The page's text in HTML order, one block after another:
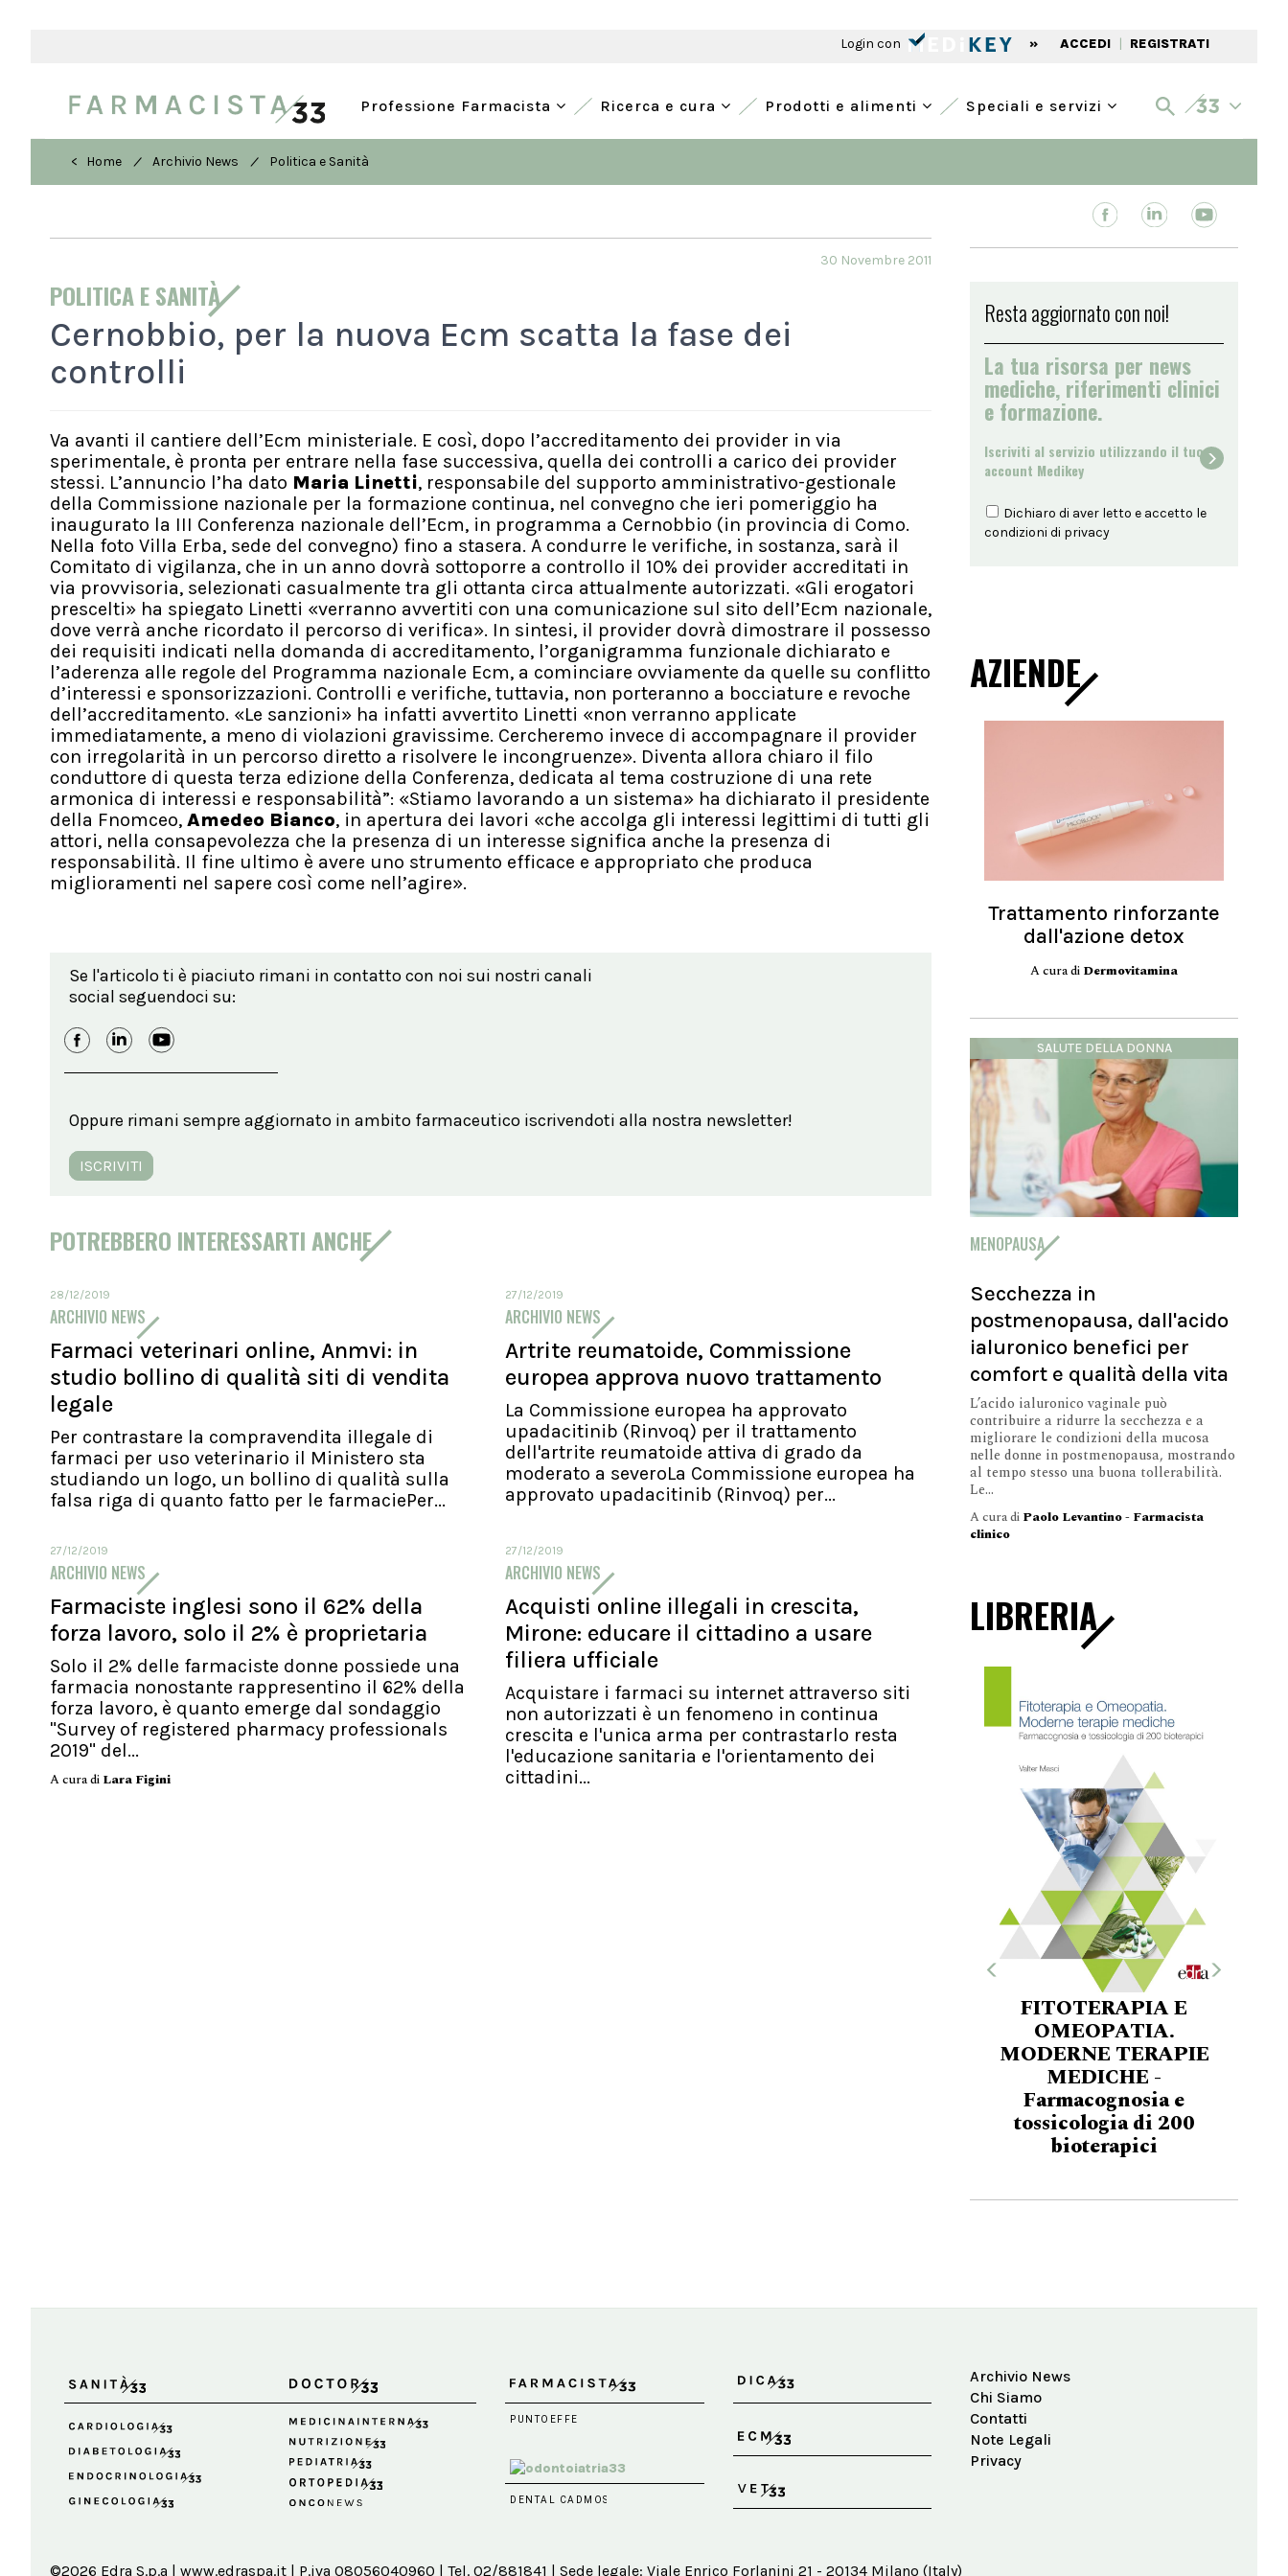
Login con » ACCEDI | REGISTRATI
Professione Farmacista Ricerca e cura Prodotti e alimenti Speciali e servizi
< Home / Archivio News / Politica e Sanità
POLITICA E SANITÀ
30 Novembre 2011
Cernobbio, per la nuova Ecm scatta la fase dei
controlli
Va avanti il cantiere dell’Ecm ministeriale. E così, dopo l’accreditamento dei provider in via
sperimentale, è pronta per entrare nella fase successiva, quella dei controlli a carico dei provider
stessi. L’annuncio l’ha dato Maria Linetti, responsabile del supporto amministrativo-gestionale
della Commissione nazionale per la formazione continua, nel convegno che ieri pomeriggio ha
inaugurato la III Conferenza nazionale dell’Ecm, in programma a Cernobbio (in provincia di Como.
Nella foto Villa Erba, sede del convegno) fino a stasera. A condurre le verifiche, in sostanza, sarà il
Comitato di vigilanza, che in un anno dovrà sottoporre a controllo il 10% dei provider accreditati in
via provvisoria, selezionati casualmente tra gli ottanta circa attualmente autorizzati. «Gli erogatori
prescelti» ha spiegato Linetti «verranno avvertiti con una comunicazione sul sito dell’Ecm nazionale,
dove verrà anche ricordato il percorso di verifica». In sintesi, il provider dovrà dimostrare il possesso
dei requisiti indicati nella domanda di accreditamento, l’organigramma funzionale dichiarato e
l’aderenza alle regole del Programma nazionale Ecm, a cominciare ovviamente da quelle su conflitto
d’interessi e sponsorizzazioni. Controlli e verifiche, tuttavia, non porteranno a bocciature e revoche
dell’accreditamento. «Le sanzioni» ha infatti avvertito Linetti «non verranno applicate
immediatamente, a meno di violazioni gravissime. Cercheremo invece di accompagnare il provider
con irregolarità in un percorso diretto a risolvere le incongruenze». Diventa allora chiaro il filo
conduttore di questa terza edizione della Conferenza, dedicata al tema costruzione di una rete
armonica di interessi e responsabilità”: «Stiamo lavorando a un sistema» ha dichiarato il presidente
della Fnomceo, Amedeo Bianco, in apertura dei lavori «che accolga gli interessi legittimi di tutti gli
attori, nella consapevolezza che la presenza di un interesse significa anche la presenza di
responsabilità. Il fine ultimo è avere uno strumento efficace e appropriato che produca
miglioramenti nel sapere così come nell’agire».
Se l'articolo ti è piaciuto rimani in contatto con noi sui nostri canali
social seguendoci su:
Oppure rimani sempre aggiornato in ambito farmaceutico iscrivendoti alla nostra newsletter!
ISCRIVITI
POTREBBERO INTERESSARTI ANCHE
28/12/2019
ARCHIVIO NEWS
Farmaci veterinari online, Anmvi: in
studio bollino di qualità siti di vendita
legale
Per contrastare la compravendita illegale di
farmaci per uso veterinario il Ministero sta
studiando un logo, un bollino di qualità sulla
falsa riga di quanto fatto per le farmaciePer...
27/12/2019
ARCHIVIO NEWS
Artrite reumatoide, Commissione
europea approva nuovo trattamento
La Commissione europea ha approvato
upadacitinib (Rinvoq) per il trattamento
dell'artrite reumatoide attiva di grado da
moderato a severoLa Commissione europea ha
approvato upadacitinib (Rinvoq) per...
27/12/2019
ARCHIVIO NEWS
Farmaciste inglesi sono il 62% della
forza lavoro, solo il 2% è proprietaria
Solo il 2% delle farmaciste donne possiede una
farmacia nonostante rappresentino il 62% della
forza lavoro, è quanto emerge dal sondaggio
"Survey of registered pharmacy professionals
2019" del...
A cura di Lara Figini
27/12/2019
ARCHIVIO NEWS
Acquisti online illegali in crescita,
Mirone: educare il cittadino a usare
filiera ufficiale
Acquistare i farmaci su internet attraverso siti
non autorizzati è un fenomeno in continua
crescita e l'unica arma per contrastarlo resta
l'educazione sanitaria e l'orientamento dei
cittadini...
Resta aggiornato con noi!
La tua risorsa per news
mediche, riferimenti clinici
e formazione.
Iscriviti al servizio utilizzando il tuo
account Medikey
Dichiaro di aver letto e accetto le
condizioni di privacy
AZIENDE
Trattamento rinforzante
dall'azione detox
A cura di Dermovitamina
SALUTE DELLA DONNA
MENOPAUSA
Secchezza in
postmenopausa, dall'acido
ialuronico benefici per
comfort e qualità della vita
L’acido ialuronico vaginale può
contribuire a ridurre la secchezza e a
migliorare le condizioni della mucosa
nelle donne in postmenopausa, mostrando
al tempo stesso una buona tollerabilità.
Le...
A cura di Paolo Levantino - Farmacista
clinico
LIBRERIA
FITOTERAPIA E
OMEOPATIA.
MODERNE TERAPIE
MEDICHE -
Farmacognosia e
tossicologia di 200
bioterapici
Archivio News
Chi Siamo
Contatti
Note Legali
Privacy
©2026 Edra S.p.a | www.edraspa.it | P.iva 08056040960 | Tel. 02/881841 | Sede legale: Viale Enrico Forlanini 21 - 20134 Milano (Italy)